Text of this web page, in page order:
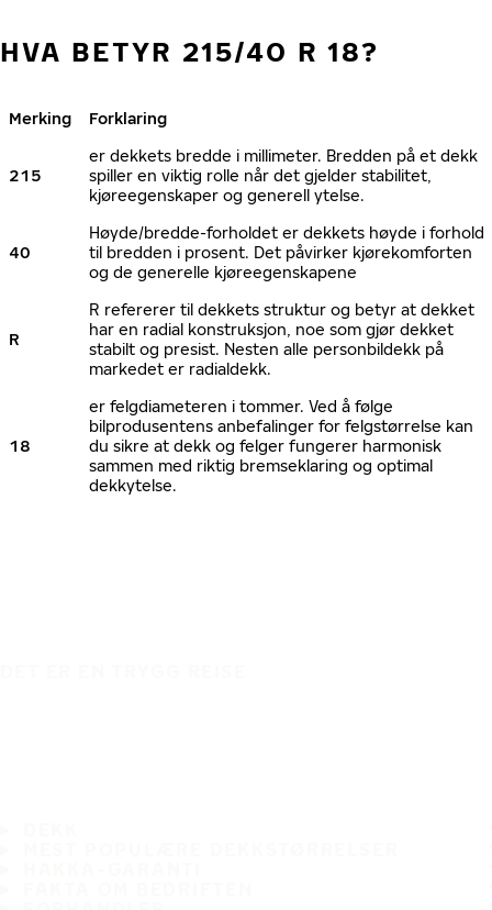
HVA BETYR 215/40 R 18?
Merking Forklaring
215
er dekkets bredde i millimeter. Bredden på et dekk
spiller en viktig rolle når det gjelder stabilitet,
kjøreegenskaper og generell ytelse.
40
Høyde/bredde-forholdet er dekkets høyde i forhold
til bredden i prosent. Det påvirker kjørekomforten
og de generelle kjøreegenskapene
R
R refererer til dekkets struktur og betyr at dekket
har en radial konstruksjon, noe som gjør dekket
stabilt og presist. Nesten alle personbildekk på
markedet er radialdekk.
18
er felgdiameteren i tommer. Ved å følge
bilprodusentens anbefalinger for felgstørrelse kan
du sikre at dekk og felger fungerer harmonisk
sammen med riktig bremseklaring og optimal
dekkytelse.